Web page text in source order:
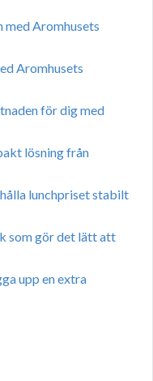
med Aromhusets
Aromhusets
för dig med
lösning från
lunchpriset stabilt
som gör det lätt att
upp en extra